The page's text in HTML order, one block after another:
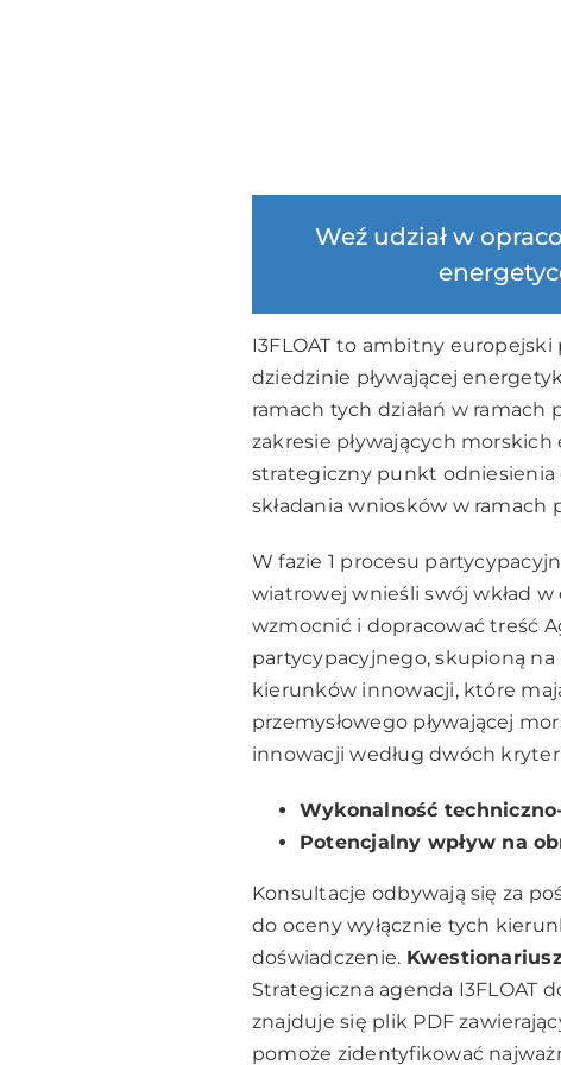
Weź udział w
I3FLOAT to ambitny europejski
dziedzinie pływającej
ramach tych działań w
zakresie pływających
strategiczny punkt odniesienia
składania wniosków w ramach
W fazie 1 procesu
wiatrowej wnieśli swój wkład
wzmocnić i dopracować treść
partycypacyjnego, skupioną
kierunków innowacji, które
przemysłowego pływającej
innowacji według dwóch
Wykonalność
Potencjalny wpływ na
Konsultacje odbywają się za
do oceny wyłącznie tych
doświadczenie.
Strategiczna agenda I3FLOAT
znajduje się plik PDF
pomoże zidentyfikować